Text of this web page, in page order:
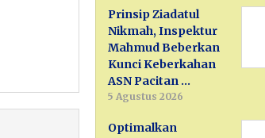
Prinsip Ziadatul
Nikmah, Inspektur
Mahmud Beberkan
Kunci Keberkahan
ASN Pacitan …
5 Agustus 2026
Optimalkan